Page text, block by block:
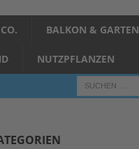
BALKON & GARTEN
NUTZPFLANZEN